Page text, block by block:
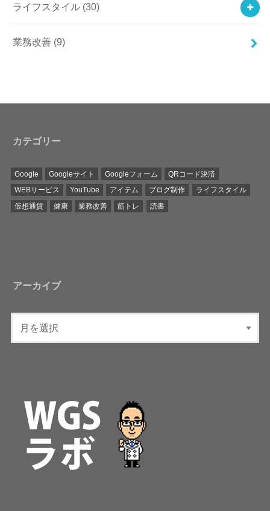
ライフスタイル (30)
業務改善 (9)
カテゴリー
Google Googleサイト Googleフォーム
QRコード決済
WEBサービス
YouTube アイテム ブログ制作
ライフスタイル
仮想通貨
健康 業務改善 筋トレ 読書
アーカイブ